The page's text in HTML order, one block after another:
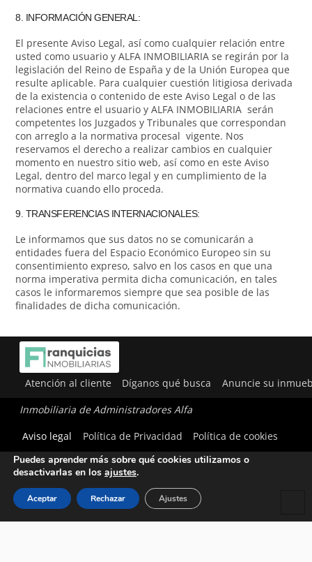
8. INFORMACIÓN GENERAL:
El presente Aviso Legal, así como cualquier relación entre
usted como usuario y ALFA INMOBILIARIA se regirán por la
legislación del Reino de España y de la Unión Europea que
resulte aplicable. Para cualquier cuestión litigiosa derivada
de la existencia o contenido de este Aviso Legal o de las
relaciones entre el usuario y ALFA INMOBILIARIA serán
competentes los Juzgados y Tribunales que correspondan
con arreglo a la normativa procesal vigente. Nos
reservamos el derecho a realizar cambios en cualquier
momento en nuestro sitio web, así como en este Aviso
Legal, dentro del marco legal y en cumplimiento de la
normativa cuando ello proceda.
9. TRANSFERENCIAS INTERNACIONALES:
Le informamos que sus datos no se comunicarán a
entidades fuera del Espacio Económico Europeo sin su
consentimiento expreso, salvo en los casos en que una
norma imperativa permita dicha comunicación, en tales
casos le informaremos siempre que sea posible de las
finalidades de dicha comunicación.
Atención al cliente Díganos qué busca Anuncie su
Inmobiliaria de Administradores Alfa
Aviso legal
Política de Privacidad Política de cookies
Utilizamos cookies para ofrecerte la mejor experiencia en
Puedes aprender más sobre qué cookies utilizamos o
desactivarlas en los ajustes.
Aceptar Rechazar Ajustes